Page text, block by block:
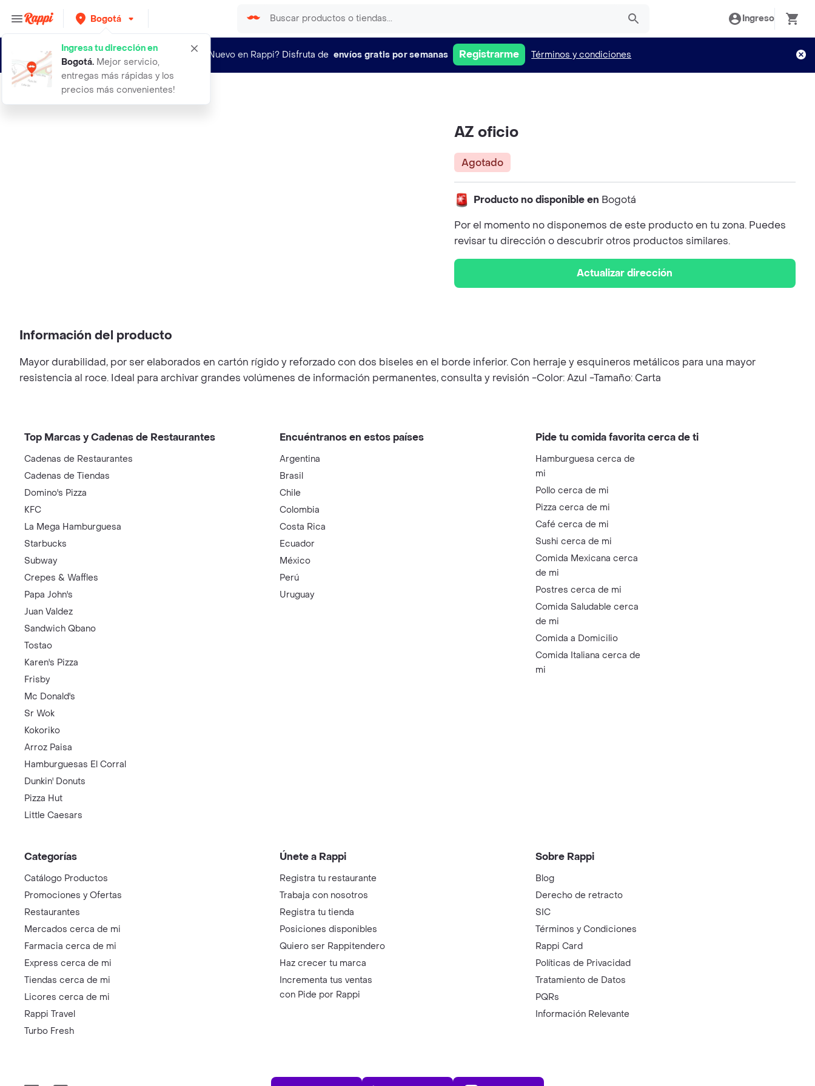
Bogotá
Ingresa tu dirección en
Bogotá. Mejor servicio,
entregas más rápidas y los
precios más convenientes!
Ingreso
¿Nuevo en Rappi? Disfruta de envíos gratis por semanas Registrarme Términos y condiciones
az oficio
AZ oficio
Agotado
Producto no disponible en Bogotá
Por el momento no disponemos de este producto en tu zona. Puedes
revisar tu dirección o descubrir otros productos similares.
Actualizar dirección
Información del producto
Mayor durabilidad, por ser elaborados en cartón rígido y reforzado con dos biseles en el borde inferior. Con herraje y esquineros metálicos para una mayor
resistencia al roce. Ideal para archivar grandes volúmenes de información permanentes, consulta y revisión -Color: Azul -Tamaño: Carta
Top Marcas y Cadenas de Restaurantes
Cadenas de Restaurantes
Cadenas de Tiendas
Domino's Pizza
KFC
La Mega Hamburguesa
Starbucks
Subway
Crepes & Waffles
Papa John's
Juan Valdez
Sandwich Qbano
Tostao
Karen's Pizza
Frisby
Mc Donald's
Sr Wok
Kokoriko
Arroz Paisa
Hamburguesas El Corral
Dunkin' Donuts
Pizza Hut
Little Caesars
Encuéntranos en estos países
Argentina
Brasil
Chile
Colombia
Costa Rica
Ecuador
México
Perú
Uruguay
Pide tu comida favorita cerca de ti
Hamburguesa cerca de
mi
Pollo cerca de mi
Pizza cerca de mi
Café cerca de mi
Sushi cerca de mi
Comida Mexicana cerca
de mi
Postres cerca de mi
Comida Saludable cerca
de mi
Comida a Domicilio
Comida Italiana cerca de
mi
Categorías
Catálogo Productos
Promociones y Ofertas
Restaurantes
Mercados cerca de mi
Farmacia cerca de mi
Express cerca de mi
Tiendas cerca de mi
Licores cerca de mi
Rappi Travel
Turbo Fresh
Únete a Rappi
Registra tu restaurante
Trabaja con nosotros
Registra tu tienda
Posiciones disponibles
Quiero ser Rappitendero
Haz crecer tu marca
Incrementa tus ventas
con Pide por Rappi
Sobre Rappi
Blog
Derecho de retracto
SIC
Términos y Condiciones
Rappi Card
Políticas de Privacidad
Tratamiento de Datos
PQRs
Información Relevante
App Store Play Store AppGallery